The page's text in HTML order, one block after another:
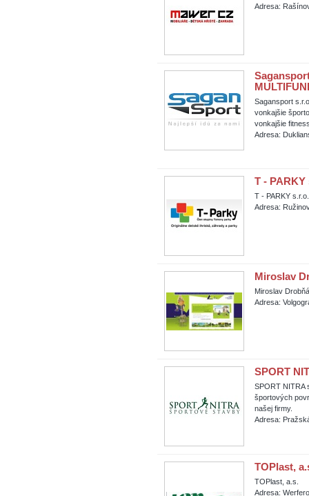
Adresa:
Sagansport
vonkajšie
vonkajšie
Adresa:
T - PARKY
T - PARKY s.r.o.
Adresa:
Miroslav
Miroslav
Adresa:
SPORT
SPORT NITRA
športových
našej firmy.
Adresa:
TOPlast,
TOPlast, a.s.
Adresa: